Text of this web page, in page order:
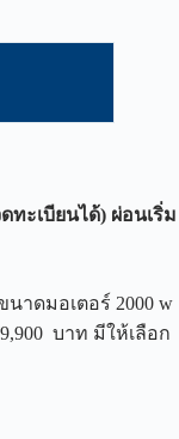
ทะเบียนได้) ผ่อนเริ่ม
าดมอเตอร์ 2000 w
บาท มีให้เลือก